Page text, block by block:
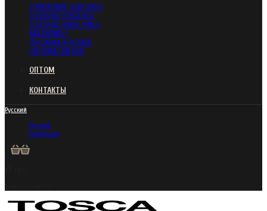
О МАГАЗИНЕ GLAD BAGS
О БРЕНДЕ TOSCA BLU
О БРЕНДЕ DAVID JONES
КАК КУПИТЬ?
ДОСТАВКА И ОПЛАТА
СИСТЕМА СКИДОК
ОПТОМ
КОНТАКТЫ
Русский
Русский
Українська